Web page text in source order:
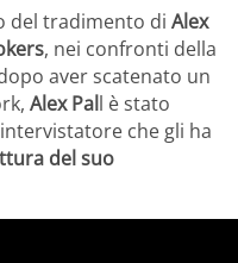
del tradimento di Alex
, nei confronti della
aver scatenato un
Alex Pall è stato
che gli ha
del suo